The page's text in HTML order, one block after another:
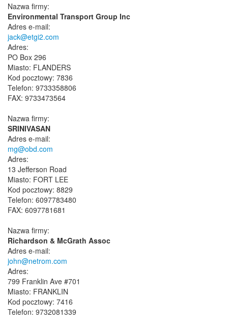
Nazwa firmy:
Environmental Transport Group Inc
Adres e-mail:
jack@etgi2.com
Adres:
PO Box 296
Miasto: FLANDERS
Kod pocztowy: 7836
Telefon: 9733358806
FAX: 9733473564
Nazwa firmy:
SRINIVASAN
Adres e-mail:
mg@obd.com
Adres:
13 Jefferson Road
Miasto: FORT LEE
Kod pocztowy: 8829
Telefon: 6097783480
FAX: 6097781681
Nazwa firmy:
Richardson & McGrath Assoc
Adres e-mail:
john@netrom.com
Adres:
799 Franklin Ave #701
Miasto: FRANKLIN
Kod pocztowy: 7416
Telefon: 9732081339